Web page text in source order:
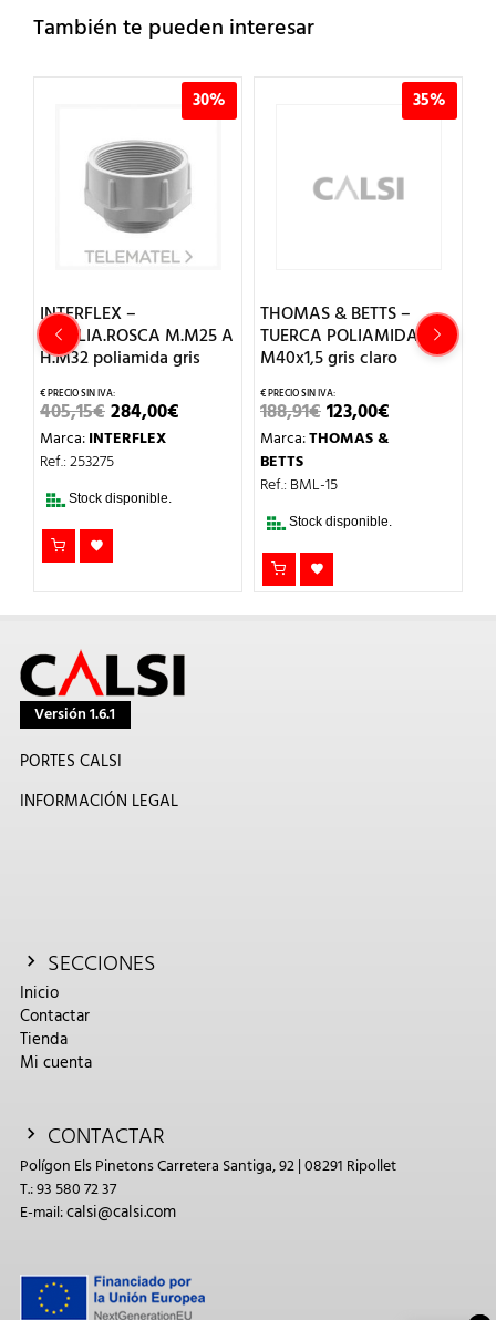
También te pueden interesar
30%
INTERFLEX –
AMPLIA.ROSCA M.M25 A
H.M32 poliamida gris
405,15€EL
PRECIO
ORIGINAL
ERA:
284,00€
284,00€.
Marca:INTERFLEX
Ref.: 253275
Stock disponible.
35%
THOMAS & BETTS –
TUERCA POLIAMIDA 6
M40x1,5 gris claro
188,91€EL
PRECIO
ORIGINAL
188,91€.
123,00€
Marca:THOMAS &
BETTS
Ref.: BML-15
Stock disponible.
Versión 1.6.1
PORTES CALSI
INFORMACIÓN LEGAL
SECCIONES
Inicio
Contactar
Tienda
Mi cuenta
CONTACTAR
Polígon Els Pinetons Carretera Santiga, 92 | 08291 Ripollet
T.: 93 580 72 37
E-mail:calsi@calsi.com